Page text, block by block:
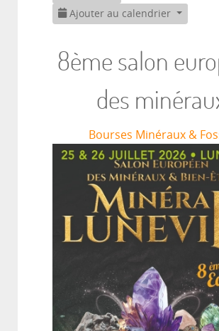
Ajouter au calendrier
8ème salon
des
Bourses Minéraux &